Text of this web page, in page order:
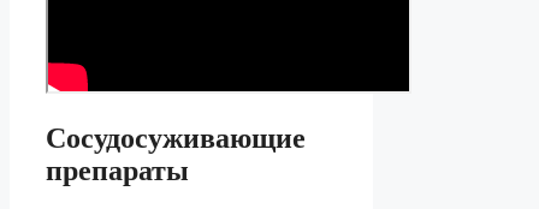
Сосудосуживающие
препараты